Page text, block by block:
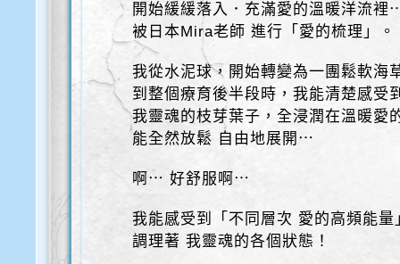
開始緩緩落入．充滿愛的溫暖洋流裡
被日本Mira老師 進行「愛的梳理」。
我從水泥球，開始轉變為一團鬆軟海
到整個療育後半段時，我能清楚感受
我靈魂的枝芽葉子，全浸潤在溫暖愛
能全然放鬆 自由地展開⋯
啊⋯ 好舒服啊⋯
我能感受到「不同層次 愛的高頻能量
調理著 我靈魂的各個狀態！